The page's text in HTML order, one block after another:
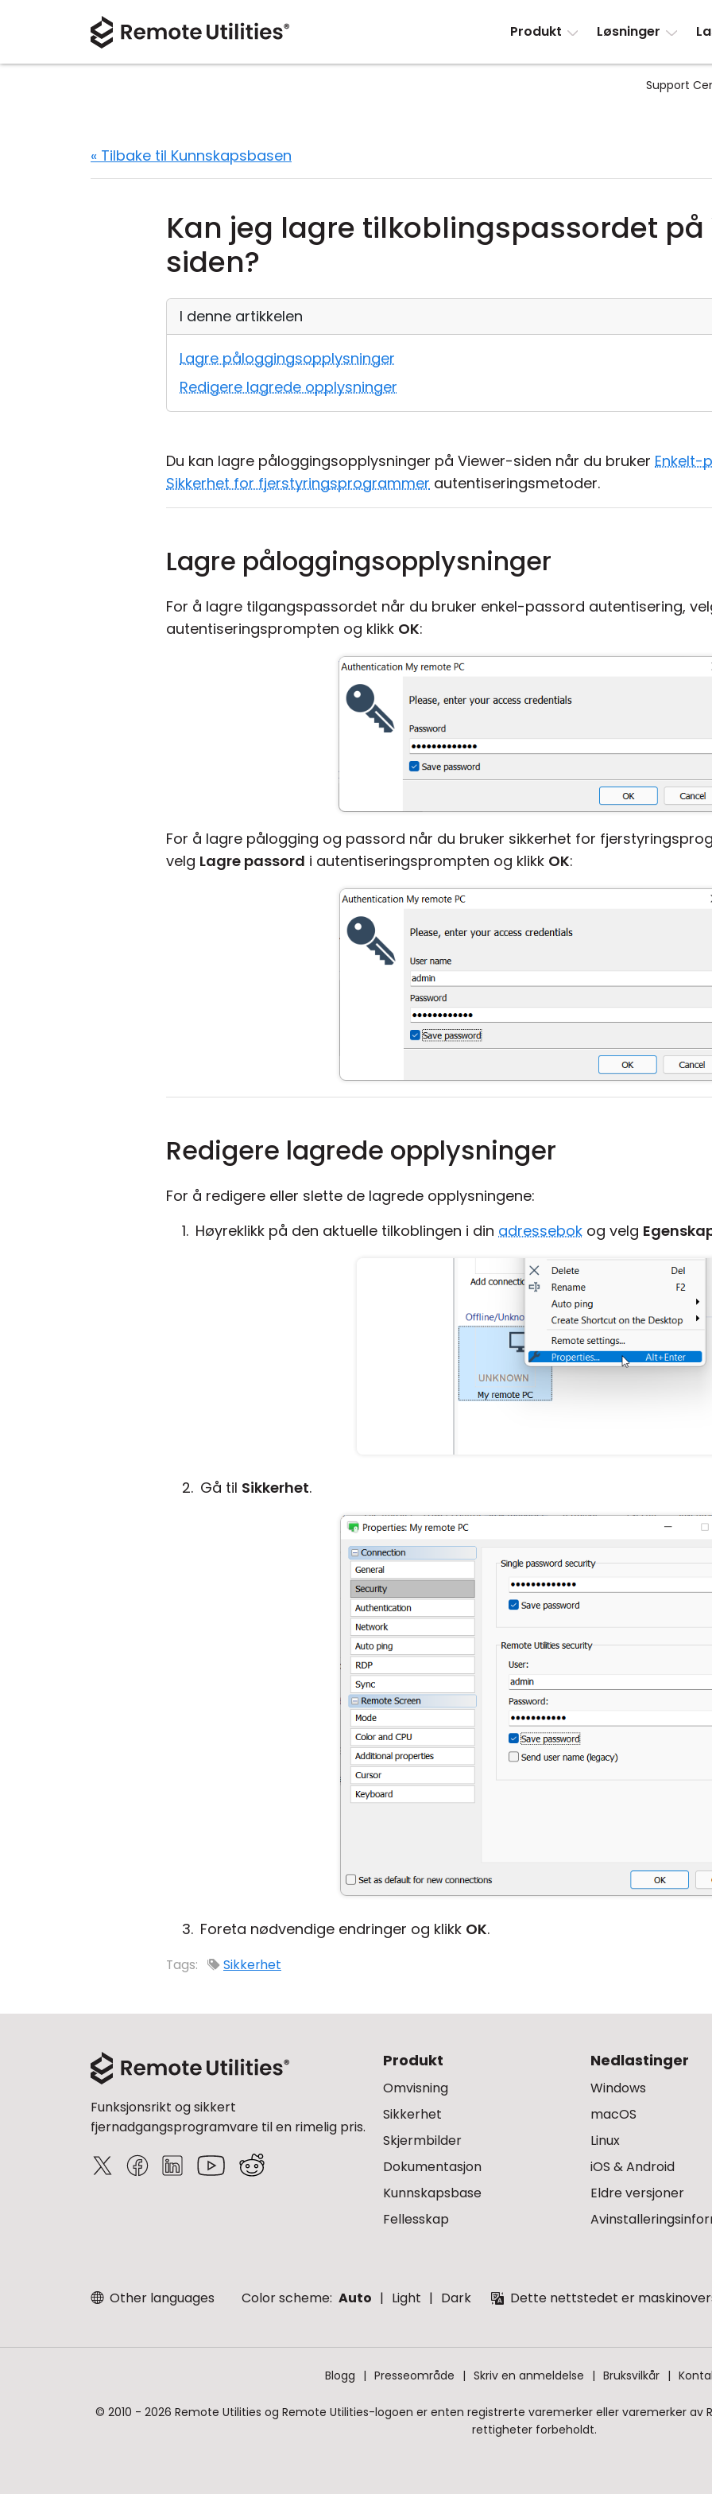
Produkt Løsninger
Support
« Tilbake til Kunnskapsbasen
Kan jeg lagre tilkoblingspassordet
siden?
I denne artikkelen
Lagre påloggingsopplysninger
Redigere lagrede opplysninger
Du kan lagre påloggingsopplysninger på Viewer-siden når du bruker Enkelt-
Sikkerhet for fjerstyringsprogrammer autentiseringsmetoder.
Lagre påloggingsopplysninger
For å lagre tilgangspassordet når du bruker enkel-passord autentisering,
autentiseringsprompten og klikk OK:
For å lagre pålogging og passord når du bruker sikkerhet for
velg Lagre passord i autentiseringsprompten og klikk OK:
Redigere lagrede opplysninger
For å redigere eller slette de lagrede opplysningene:
Høyreklikk på den aktuelle tilkoblingen i din adressebok og velg
Gå til Sikkerhet.
Foreta nødvendige endringer og klikk OK.
Tags: Sikkerhet
Funksjonsrikt og sikkert
fjernadgangsprogramvare til en rimelig pris.
Produkt
Omvisning
Sikkerhet
Skjermbilder
Dokumentasjon
Kunnskapsbase
Fellesskap
Nedlastinger
Windows
macOS
Linux
iOS & Android
Eldre versjoner
Other languages Color scheme: Auto Light Dark
Dette nettstedet er
Blogg Presseområde Skriv en anmeldelse Bruksvilkår
© 2010 - 2026 Remote Utilities og Remote Utilities-logoen er enten registrerte varemerker eller varemerker av
rettigheter forbeholdt.